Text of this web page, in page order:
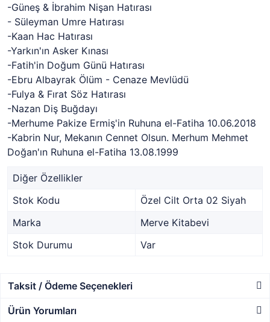
-Güneş & İbrahim Nişan Hatırası
- Süleyman Umre Hatırası
-Kaan Hac Hatırası
-Yarkın'ın Asker Kınası
-Fatih'in Doğum Günü Hatırası
-Ebru Albayrak Ölüm - Cenaze Mevlüdü
-Fulya & Fırat Söz Hatırası
-Nazan Diş Buğdayı
-Merhume Pakize Ermiş'in Ruhuna el-Fatiha 10.06.2018
-Kabrin Nur, Mekanın Cennet Olsun. Merhum Mehmet
Doğan'ın Ruhuna el-Fatiha 13.08.1999
Diğer Özellikler
Stok Kodu
Özel Cilt Orta 02 Siyah
Marka
Merve Kitabevi
Stok Durumu
Var
Taksit / Ödeme Seçenekleri
Ürün Yorumları